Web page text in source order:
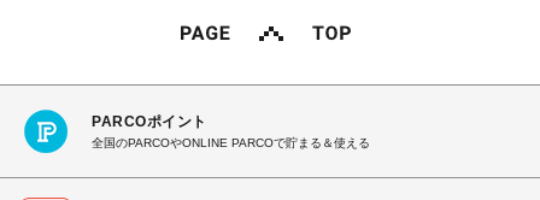
PARCOポイント
全国のPARCOやONLINE PARCOで貯まる＆使える